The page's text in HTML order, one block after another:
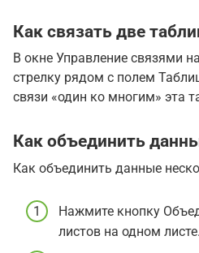
Как связать две
В окне Управление связями
стрелку рядом с полем
связи «один ко многим» эта
Как объединить
Как объединить данные
Нажмите кнопку
листов на одном листе.